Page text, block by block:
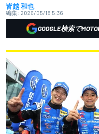
皆越 和也
編集: 2026/05/18 5:36
GOOGLE検索で